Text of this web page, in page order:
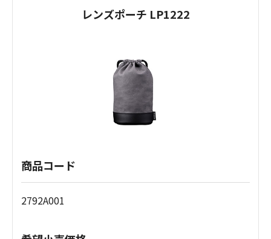
レンズポーチ LP1222
商品コード
2792A001